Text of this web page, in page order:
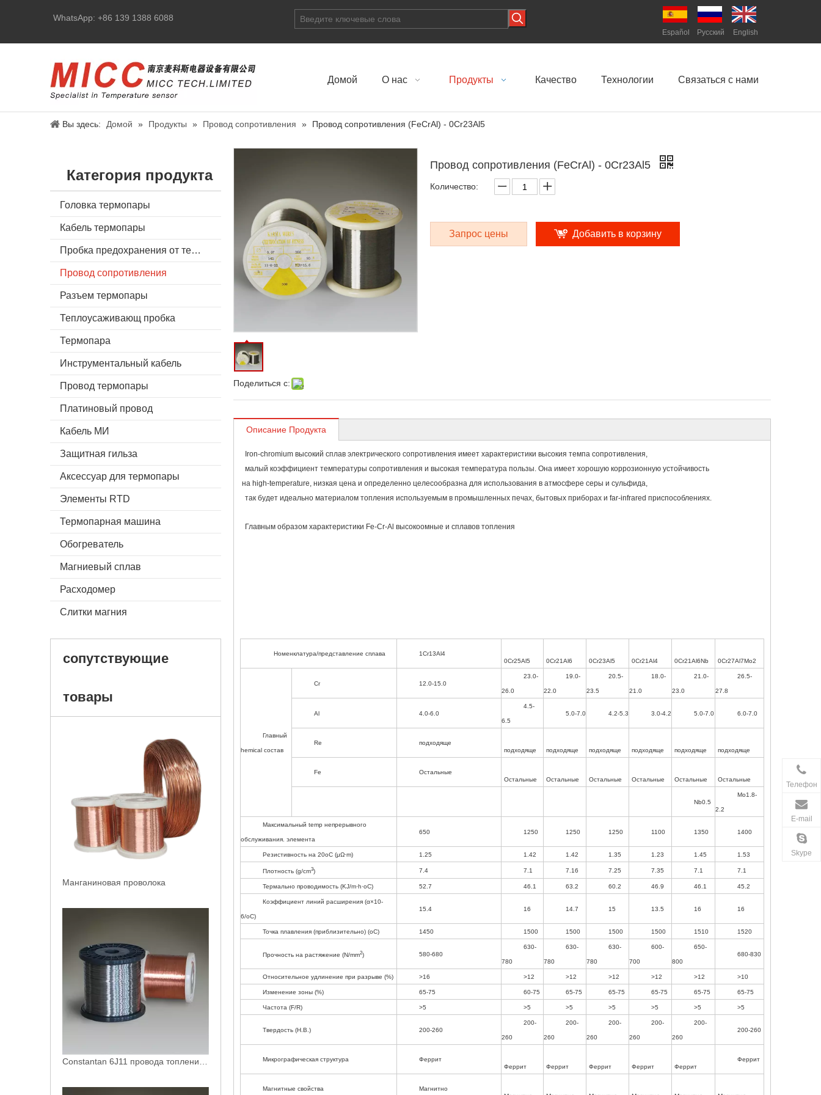
WhatsApp: +86 139 1388 6088
Español Pусский English
Домой О нас Продукты Качество Технологии Связаться с нами
Вы здесь: Домой » Продукты » Провод сопротивления » Провод сопротивления (FeCrAl) - 0Cr23Al5
Категория продукта
Головка термопары
Кабель термопары
Пробка предохранения от термопары
Провод сопротивления
Разъем термопары
Теплоусаживающ пробка
Термопара
Инструментальный кабель
Провод термопары
Платиновый провод
Кабель МИ
Защитная гильза
Аксессуар для термопары
Элементы RTD
Термопарная машина
Обогреватель
Магниевый сплав
Расходомер
Слитки магния
сопутствующие
товары
Манганиновая проволока
Поделиться с:
Провод сопротивления (FeCrAl) - 0Cr23Al5
Количество:
Запрос цены Добавить в корзину
Описание Продукта
Iron-chromium высокий сплав электрического сопротивления имеет характеристики высокия темпа сопротивления,
малый коэффициент температуры сопротивления и высокая температура пользы. Она имеет хорошую коррозионную устойчивость
на high-temperature, низкая цена и определенно целесообразна для использования в атмосфере серы и сульфида,
так будет идеально материалом топления используемым в промышленных печах, бытовых приборах и far-infrared приспособлениях.
Главным образом характеристики Fe-Cr-Al высокоомные и сплавов топления
Номенклатура/представление сплава
1Cr13Al4
0Cr25Al5
0Cr21Al6 0Cr23Al5 0Cr21Al4 0Cr21Al6Nb 0Cr27Al7Mo2
Главный
hemical состав
Cr 12.0-15.0
23.0-
26.0
19.0-
22.0
20.5-
23.5
18.0-
21.0
21.0-
23.0
26.5-
27.8
Al 4.0-6.0
4.5-
6.5
5.0-7.0 4.2-5.3 3.0-4.2 5.0-7.0 6.0-7.0
Re
подходяще
подходяще
подходяще подходяще подходяще подходяще подходяще
Fe
Остальные
Остальные
Остальные Остальные Остальные Остальные Остальные
Nb0.5
Mo1.8-
2.2
Максимальный temp непрерывного
обслуживания. элемента
650 1250 1250 1250 1100 1350 1400
Резистивность на 20oC (μΩ·m) 1.25 1.42 1.42 1.35 1.23 1.45 1.53
Плотность (g/cm3) 7.4 7.1 7.16 7.25 7.35 7.1 7.1
Термально проводимость (KJ/m·h·oC) 52.7 46.1 63.2 60.2 46.9 46.1 45.2
Коэффициент линий расширения (α×10-
6/oC)
15.4 16 14.7 15 13.5 16 16
Точка плавления (приблизительно) (oC) 1450 1500 1500 1500 1500 1510 1520
Прочность на растяжение (N/mm2) 580-680
630-
780
630-
780
630-
780
600-
700
650-
800
680-830
Относительное удлинение при разрыве (%) >16 >12 >12 >12 >12 >12 >10
Изменение зоны (%) 65-75 60-75 65-75 65-75 65-75 65-75 65-75
Частота (F/R) >5 >5 >5 >5 >5 >5 >5
Твердость (H.B.) 200-260
200-
260
200-
260
200-
260
200-
260
200-
260
200-260
Микрографическая структура
Феррит
Феррит
Феррит Феррит Феррит Феррит
Феррит
Магнитные свойства
Магнитно
Телефон
E-mail
Skype